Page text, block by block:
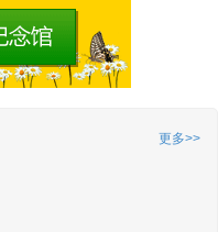
更多>>